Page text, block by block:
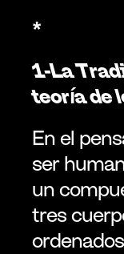
*
1-La
teoría de
En el
ser
un
tres